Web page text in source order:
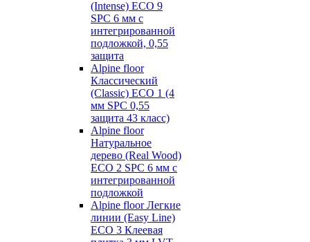
(Intense) ECO 9
SPC 6 мм с
интегрированной
подложкой, 0,55
защита
Alpine floor
Классический
(Classic) ECO 1 (4
мм SPC 0,55
защита 43 класс)
Alpine floor
Натуральное
дерево (Real Wood)
ECO 2 SPC 6 мм с
интегрированной
подложкой
Alpine floor Легкие
линии (Easy Line)
ECO 3 Клеевая